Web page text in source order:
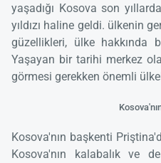
yaşadığı Kosova son
yıldızı haline geldi. ülkenin
güzellikleri, ülke hakkında
Yaşayan bir tarihi merkez
görmesi gerekken önemli
Kosova'nın başkenti
Kosova'nın kalabalık ve